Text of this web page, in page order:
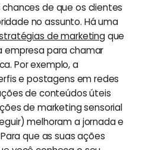
de que os clientes
no assunto. Há uma
de marketingque
empresa para chamar
Por exemplo, a
e postagens em redes
de conteúdos úteis
de marketing sensorial
melhoram a jornada e
que as suas ações